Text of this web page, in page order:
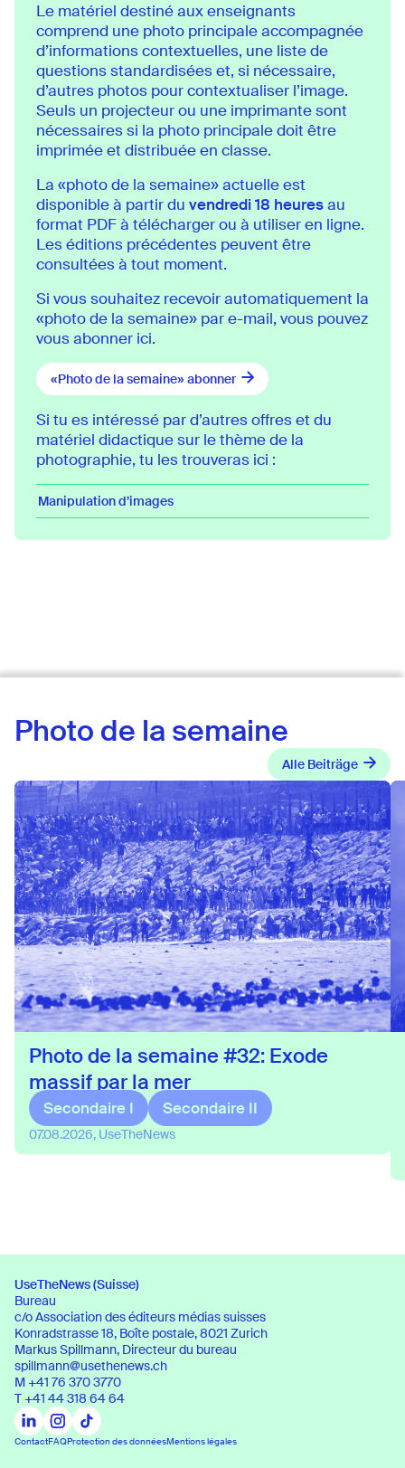
UseTheNews (Suisse)
Bureau
c/o Association des éditeurs médias suisses
Konradstrasse 18, Boîte postale, 8021 Zurich
ContactFAQProtection des donnéesMentions légales
Le matériel destiné aux enseignants
comprend une photo principale accompagnée
d’informations contextuelles, une liste de
questions standardisées et, si nécessaire,
d’autres photos pour contextualiser l’image.
Seuls un projecteur ou une imprimante sont
nécessaires si la photo principale doit être
imprimée et distribuée en classe.
La «photo de la semaine» actuelle est
disponible à partir du vendredi 18 heuresau
format PDF à télécharger ou à utiliser en ligne.
Les éditions précédentes peuvent être
consultées à tout moment.
Si vous souhaitez recevoir automatiquement la
«photo de la semaine» par e-mail, vous pouvez
vous abonner ici.
«Photo de la semaine» abonner
Si tu es intéressé par d’autres offres et du
matériel didactique sur le thème de la
photographie, tu les trouveras ici :
Manipulation d’images
Photo de la semaine
Alle Beiträge
Photo de la semaine #32: Exode
massif par la mer
Secondaire I Secondaire II
07.08.2026, UseTheNews
UseTheNews (Suisse)
Bureau
c/o Association des éditeurs médias suisses
Konradstrasse 18, Boîte postale, 8021 Zurich
Markus Spillmann, Directeur du bureau
spillmann@usethenews.ch
M +41 76 370 3770
T +41 44 318 64 64
ContactFAQProtection des donnéesMentions légales